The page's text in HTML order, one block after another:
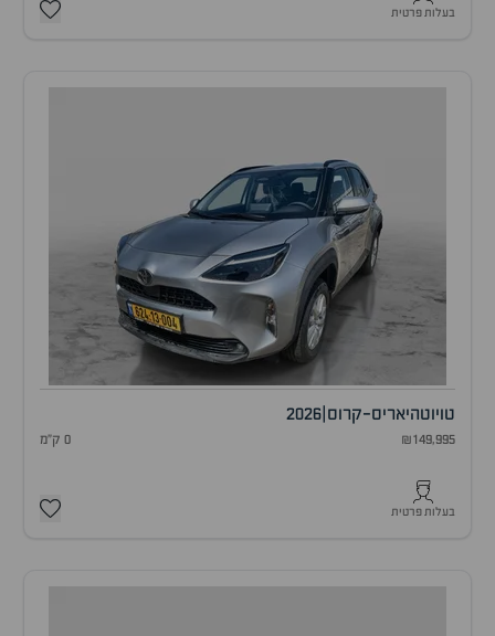
בעלות פרטית
טויוטהיאריס-קרוס 2026
₪149,995 0 ק"מ
בעלות פרטית